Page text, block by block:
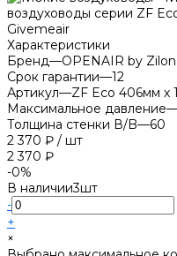
Характеристики
Бренд—OPENAIR by Zilon
Срок гарантии—12
Артикул—ZF Eco 406мм х
Максимальное давление
Толщина стенки В/B—60
2 370 ₽ / шт
2 370 ₽
-0%
В наличии3шт
-
+
×